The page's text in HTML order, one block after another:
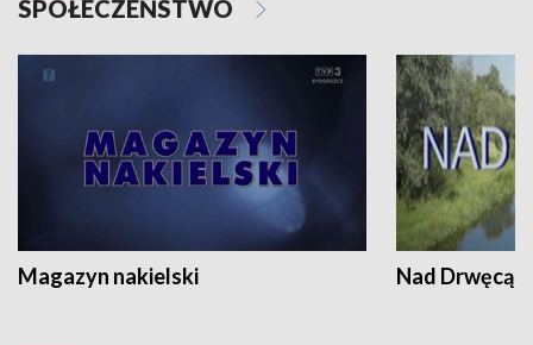
SPOŁECZEŃSTWO
Magazyn nakielski Nad Drwęcą